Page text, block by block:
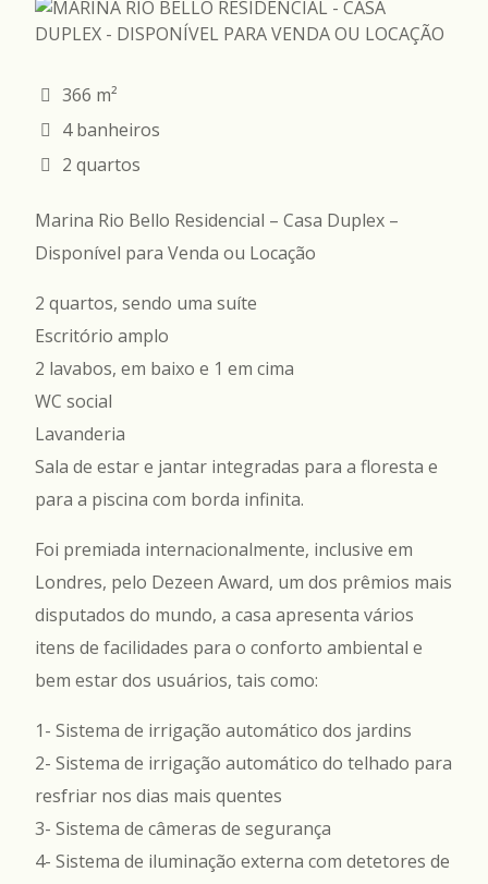
366 m²
4 banheiros
2 quartos
Marina Rio Bello Residencial – Casa Duplex –
Disponível para Venda ou Locação
2 quartos, sendo uma suíte
Escritório amplo
2 lavabos, em baixo e 1 em cima
WC social
Lavanderia
Sala de estar e jantar integradas para a floresta e
para a piscina com borda infinita.
Foi premiada internacionalmente, inclusive em
Londres, pelo Dezeen Award, um dos prêmios mais
disputados do mundo, a casa apresenta vários
itens de facilidades para o conforto ambiental e
bem estar dos usuários, tais como:
1- Sistema de irrigação automático dos jardins
2- Sistema de irrigação automático do telhado para
resfriar nos dias mais quentes
3- Sistema de câmeras de segurança
4- Sistema de iluminação externa com detetores de